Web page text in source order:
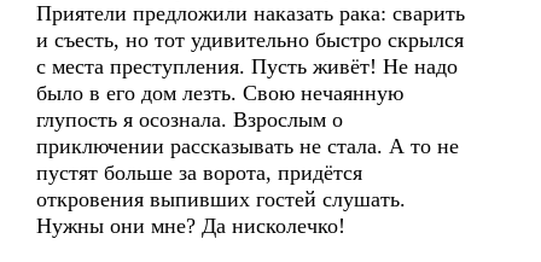
Приятели предложили наказать рака: сварить
и съесть, но тот удивительно быстро скрылся
с места преступления. Пусть живёт! Не надо
было в его дом лезть. Свою нечаянную
глупость я осознала. Взрослым о
приключении рассказывать не стала. А то не
пустят больше за ворота, придётся
откровения выпивших гостей слушать.
Нужны они мне? Да нисколечко!